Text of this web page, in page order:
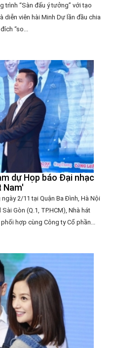
trình “Sàn đấu ý tưởng” với tạo
diễn viên hài Minh Dự lần đầu chia
“so...
dự Họp báo Đại nhạc
Nam'
2/11 tại Quận Ba Đình, Hà Nội
Gòn (Q.1, TP.HCM), Nhà hát
hợp cùng Công ty Cổ phần...